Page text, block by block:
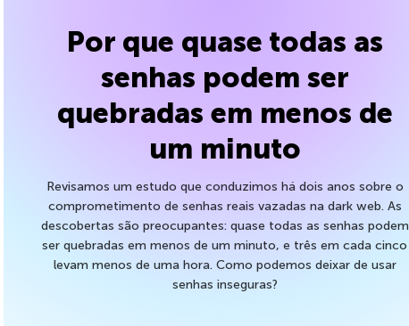
Por que quase todas as
senhas podem ser
quebradas em menos de
um minuto
Revisamos um estudo que conduzimos há dois anos sobre o
comprometimento de senhas reais vazadas na dark web. As
descobertas são preocupantes: quase todas as senhas podem
ser quebradas em menos de um minuto, e três em cada cinco
levam menos de uma hora. Como podemos deixar de usar
senhas inseguras?